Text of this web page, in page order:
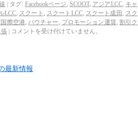
タグ: Facebookページ , SCOOT, アジアLCC, キャ
LCC, スクート , スクートLCC, スクート成田 , スク
際空港,バウチャー , プロモーション運賃, 割引ク
コメントを受け付けていません。